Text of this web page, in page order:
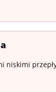
niskimi